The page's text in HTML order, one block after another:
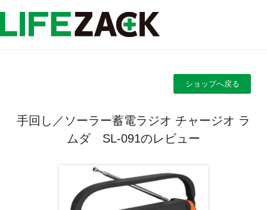
ショップへ戻る
手回し／ソーラー蓄電ラジオ チャージオ ラ
ムダ SL-091のレビュー